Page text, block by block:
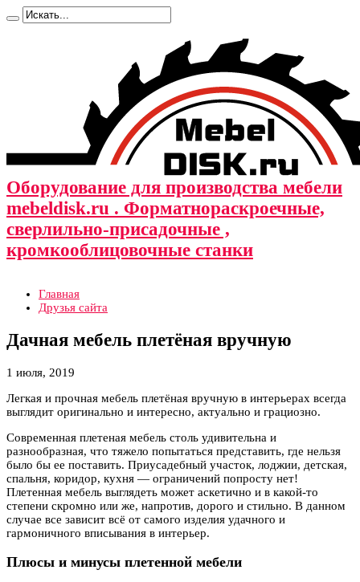
Оборудование для производства мебели
mebeldisk.ru . Форматнораскроечные,
сверлильно-присадочные ,
кромкооблицовочные станки
Главная
Друзья сайта
Дачная мебель плетёная вручную
1 июля, 2019
Легкая и прочная мебель плетёная вручную в интерьерах всегда
выглядит оригинально и интересно, актуально и грациозно.
Современная плетеная мебель столь удивительна и
разнообразная, что тяжело попытаться представить, где нельзя
было бы ее поставить. Приусадебный участок, лоджии, детская,
спальня, коридор, кухня — ограничений попросту нет!
Плетенная мебель выглядеть может аскетично и в какой-то
степени скромно или же, напротив, дорого и стильно. В данном
случае все зависит всё от самого изделия удачного и
гармоничного вписывания в интерьер.
Плюсы и минусы плетенной мебели